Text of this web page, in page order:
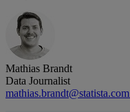
Mathias Brandt
Data Journalist
mathias.brandt@statista.com